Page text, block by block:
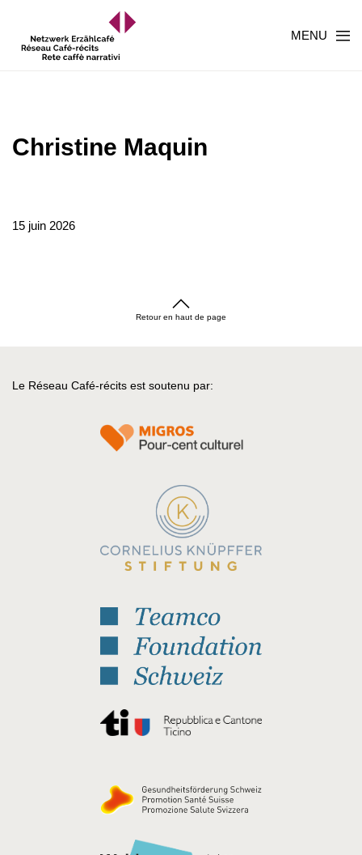
MENU
Christine Maquin
15 juin 2026
Retour en haut de page
Le Réseau Café-récits est soutenu par: